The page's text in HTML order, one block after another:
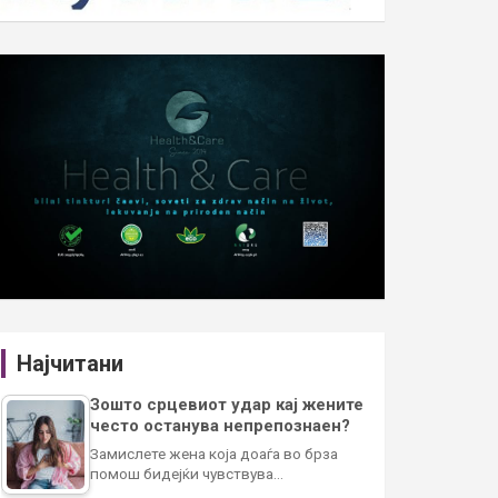
Најчитани
Зошто срцевиот удар кај жените
често останува непрепознаен?
Замислете жена која доаѓа во брза
помош бидејќи чувствува…